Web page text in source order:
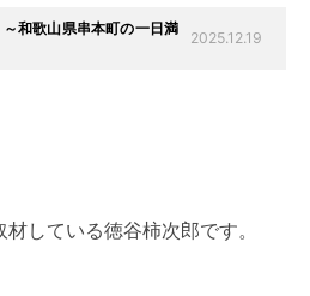
～和歌山県串本町の一日満
2025.12.19
している徳谷柿次郎です。